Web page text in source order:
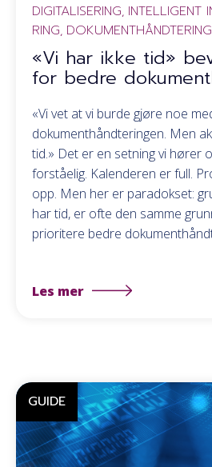
DIGITALISERING, INTELLIGENT
RING, DOKUMENTHÅNDTERING
«Vi har ikke tid»
for bedre
«Vi vet at vi burde gjøre noe
dokumenthåndteringen. Men
tid.» Det er en setning vi hører
forståelig. Kalenderen er full.
opp. Men her er paradokset:
har tid, er ofte den samme
prioritere bedre
Les mer
GUIDE